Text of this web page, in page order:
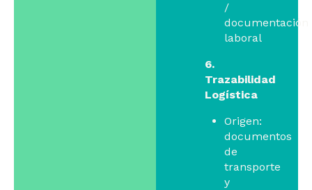
/
documentación
laboral
6.
Trazabilidad
Logística
Origen:
documentos
de
transporte
y